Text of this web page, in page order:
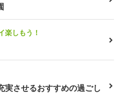
楽しもう！
実させるおすすめの過ごし